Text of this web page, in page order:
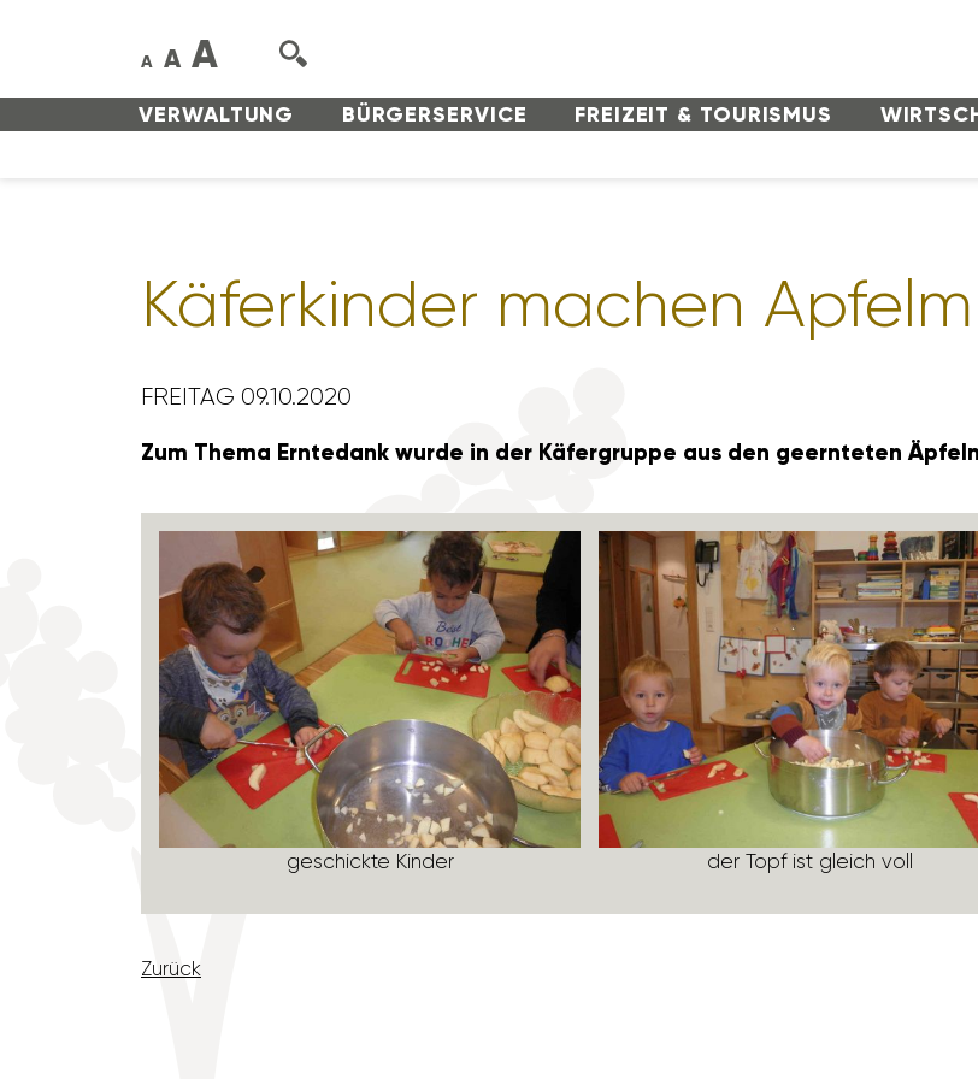
VERWAL­TUNG BÜRGER­SERVICE FREI­ZEIT & TOURISMUS
A A A
Käfer­kinder machen
FREITAG 09.10.2020
Zum Thema Ernte­dank wurde in der Käfer­gruppe aus den geern­teten
geschickte Kinder der Topf ist gleich voll
Zurück